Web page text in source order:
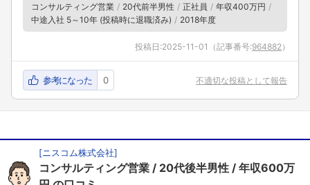
コンサルティング営業 20代前半男性 正社員
年収400万円
中途入社 5～10年 (投稿時に退職済み)
2018年度
投稿日:2025-11-01 （記事番号:964882 ）
参考になった 0 不適切な投稿として報告
[ニスコム株式会社]
コンサルティング営業 20代後半男性
年収600万